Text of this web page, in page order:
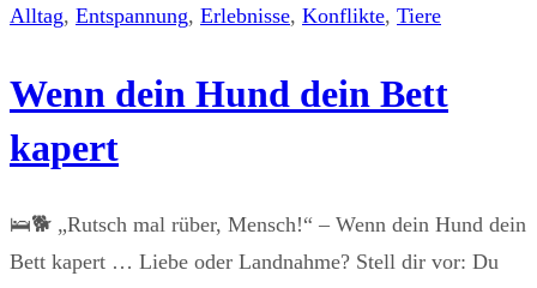
Alltag, Entspannung, Erlebnisse, Konflikte, Tiere
Wenn dein Hund dein Bett
kapert
🛌🐕 „Rutsch mal rüber, Mensch!“ – Wenn dein Hund dein
Bett kapert … Liebe oder Landnahme? Stell dir vor: Du